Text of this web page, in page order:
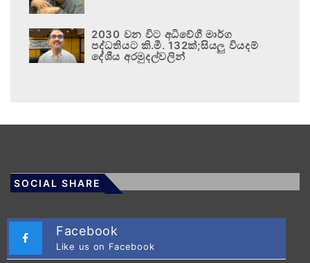
2030 වන විට අධිවේගී මාර්ග
පද්ධතියට කි.මී. 132ක්;සියලු වියදම්
දේශීය අරමුදල්වලින්
SOCIAL SHARE
Facebook
Like us on Facebook